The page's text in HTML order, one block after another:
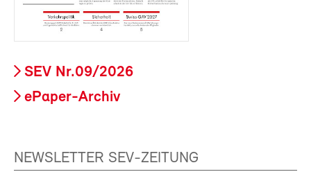
SEV Nr.09/2026
ePaper-Archiv
NEWSLETTER SEV-ZEITUNG